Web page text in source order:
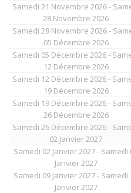
Samedi 21 Novembre 2026 -
28 Novembre 2026
Samedi 28 Novembre 2026 -
05 Décembre 2026
Samedi 05 Décembre 2026 -
12 Décembre 2026
Samedi 12 Décembre 2026 -
19 Décembre 2026
Samedi 19 Décembre 2026 -
26 Décembre 2026
Samedi 26 Décembre 2026 -
02 Janvier 2027
Samedi 02 Janvier 2027 - Samedi
Janvier 2027
Samedi 09 Janvier 2027 - Samedi
Janvier 2027